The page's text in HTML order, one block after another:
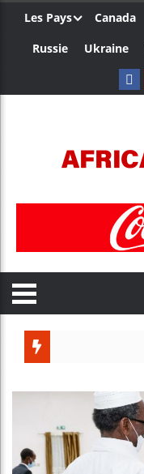
Les Pays Canada
Russie
Ukraine